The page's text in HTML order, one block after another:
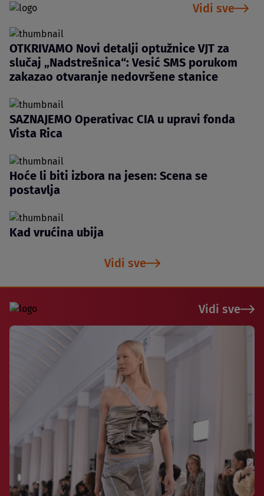
Vidi sve
OTKRIVAMO Novi detalji optužnice VJT za
slučaj „Nadstrešnica“: Vesić SMS porukom
zakazao otvaranje nedovršene stanice
SAZNAJEMO Operativac CIA u upravi fonda
Vista Rica
Hoće li biti izbora na jesen: Scena se
postavlja
Kad vrućina ubija
Vidi sve
Vidi sve